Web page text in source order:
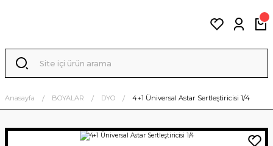
Anasayfa BOYALAR DYO 4+1 Üniversal Astar Sertleştiricisi 1/4